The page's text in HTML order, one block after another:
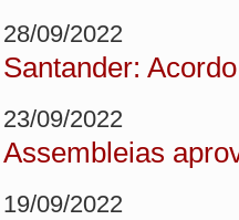
28/09/2022
Santander:
23/09/2022
Assembleias
19/09/2022